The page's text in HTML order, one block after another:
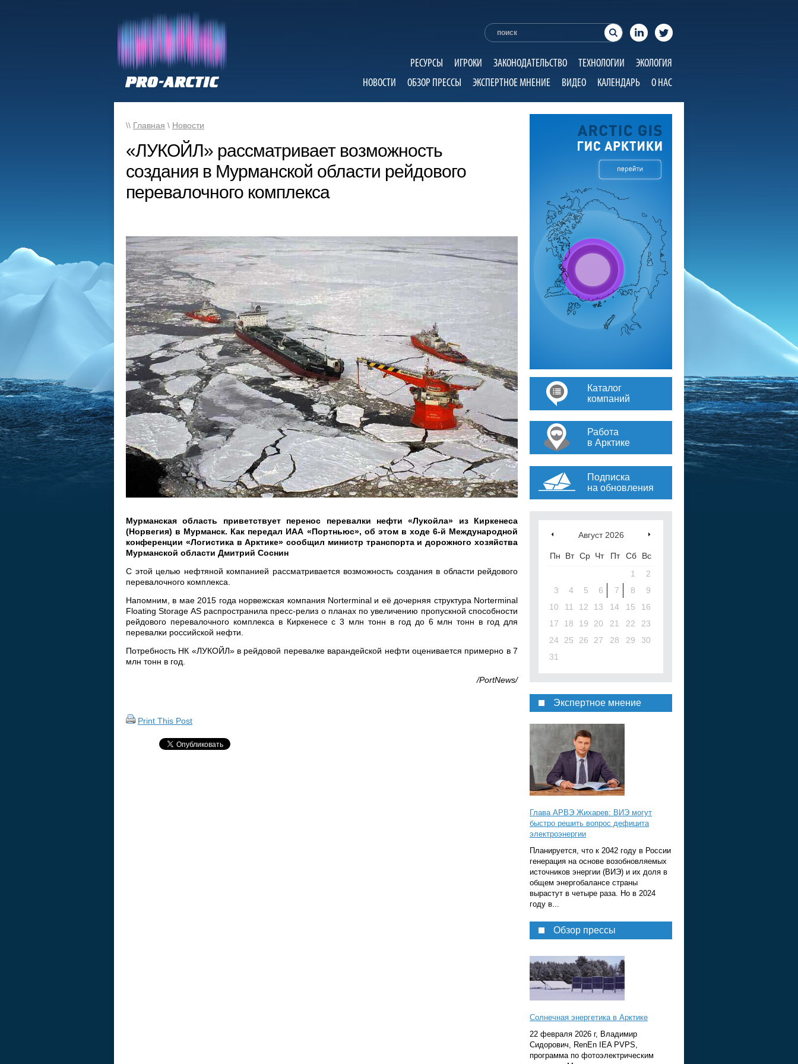
РЕСУРСЫ ИГРОКИ ЗАКОНОДАТЕЛЬСТВО ТЕХНОЛОГИИ
ЭКОЛОГИЯ
НОВОСТИ
ОБЗОР ПРЕССЫ ЭКСПЕРТНОЕ МНЕНИЕ ВИДЕО КАЛЕНДАРЬ О НАС
\\ Главная \ Новости
«ЛУКОЙЛ» рассматривает возможность
создания в Мурманской области рейдового
перевалочного комплекса
Мурманская область приветствует перенос перевалки нефти «Лукойла» из Киркенеса
(Норвегия) в Мурманск. Как передал ИАА «Портньюс», об этом в ходе 6-й Международной
конференции «Логистика в Арктике» сообщил министр транспорта и дорожного хозяйства
Мурманской области Дмитрий Соснин
С этой целью нефтяной компанией рассматривается возможность создания в области рейдового
перевалочного комплекса.
Напомним, в мае 2015 года норвежская компания Norterminal и её дочерняя структура Norterminal
Floating Storage AS распространила пресс-релиз о планах по увеличению пропускной способности
рейдового перевалочного комплекса в Киркенесе с 3 млн тонн в год до 6 млн тонн в год для
перевалки российской нефти.
Потребность НК «ЛУКОЙЛ» в рейдовой перевалке варандейской нефти оценивается примерно в 7
млн тонн в год.
/PortNews/
Print This Post
Каталог
компаний
Работа
в Арктике
Подписка
на обновления
Август 2026
Пн Вт Ср Чт Пт Сб
Вс
1
2
3
4 5 6 7 8
9
10
11 12 13 14 15
16
17
18 19 20 21 22
23
24
25 26 27 28 29
30
31
Экспертное мнение
Глава АРВЭ Жихарев: ВИЭ могут
быстро решить вопрос дефицита
электроэнергии
Планируется, что к 2042 году в России
генерация на основе возобновляемых
источников энергии (ВИЭ) и их доля в
общем энергобалансе страны
вырастут в четыре раза. Но в 2024
году в...
Обзор прессы
Солнечная энергетика в Арктике
22 февраля 2026 г, Владимир
Сидорович, RenEn IEA PVPS,
программа по фотоэлектрическим